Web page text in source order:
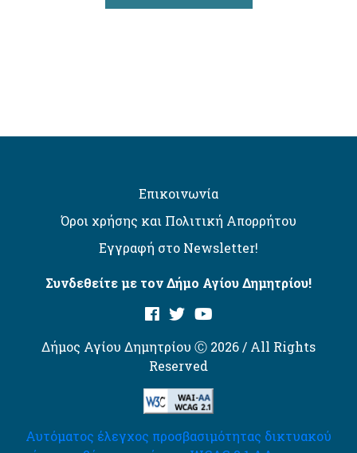
Επικοινωνία
Όροι χρήσης και Πολιτική Απορρήτου
Εγγραφή στο Newsletter!
Συνδεθείτε με τον Δήμο Αγίου Δημητρίου!
Δήμος Αγίου Δημητρίου Ⓒ 2026 / All Rights
Reserved
Αυτόματος έλεγχος προσβασιμότητας δικτυακού